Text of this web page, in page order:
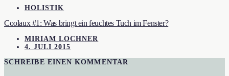
HOLISTIK
Coolaux #1: Was bringt ein feuchtes Tuch im Fenster?
MIRIAM LOCHNER
4. JULI 2015
SCHREIBE EINEN KOMMENTAR